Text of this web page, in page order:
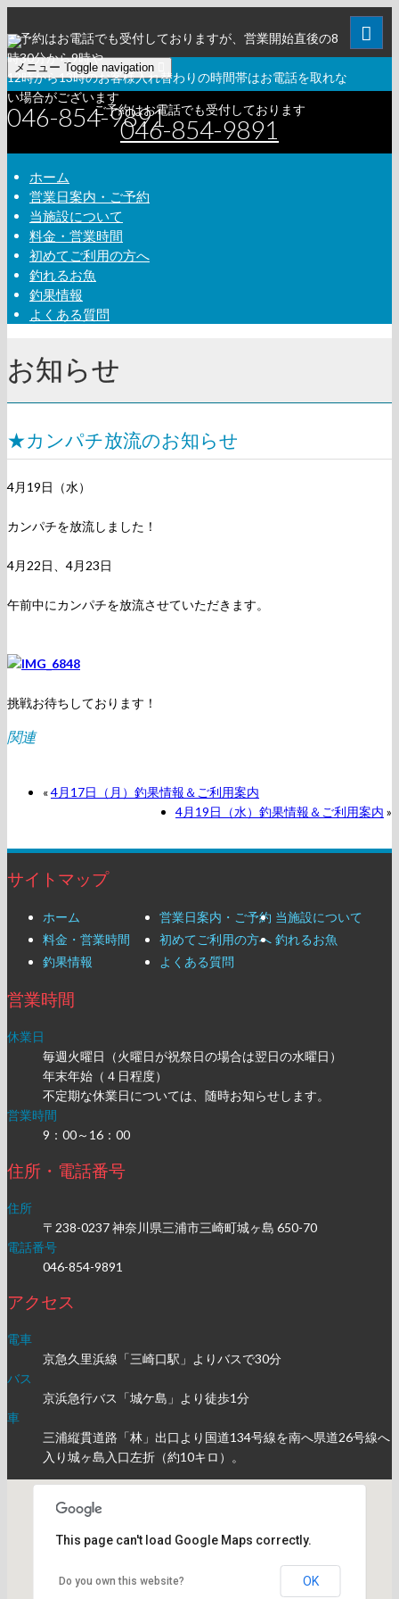
ご予約はお電話でも受付しておりますが、営業開始直後の8
時30分から9時や
12時から13時のお客様入れ替わりの時間帯はお電話を取れな
い場合がございます
046-854-9891
メニュー Toggle navigation
ご予約はお電話でも受付しております
046-854-9891
ホーム
営業日案内・ご予約
当施設について
料金・営業時間
初めてご利用の方へ
釣れるお魚
釣果情報
よくある質問
お知らせ
★カンパチ放流のお知らせ
4月19日（水）
カンパチを放流しました！
4月22日、4月23日
午前中にカンパチを放流させていただきます。
挑戦お待ちしております！
関連
«4月17日（月）釣果情報＆ご利用案内
4月19日（水）釣果情報＆ご利用案内 »
サイトマップ
ホーム 営業日案内・ご予約 当施設について
料金・営業時間
初めてご利用の方へ 釣れるお魚
釣果情報
よくある質問
営業時間
休業日
毎週火曜日（火曜日が祝祭日の場合は翌日の水曜日）
年末年始（４日程度）
不定期な休業日については、随時お知らせします。
営業時間
9：00～16：00
住所・電話番号
住所
〒238-0237 神奈川県三浦市三崎町城ヶ島 650-70
電話番号
046-854-9891
アクセス
電車
京急久里浜線「三崎口駅」よりバスで30分
バス
京浜急行バス「城ケ島」より徒歩1分
車
三浦縦貫道路「林」出口より国道134号線を南へ県道26号線へ
入り城ヶ島入口左折（約10キロ）。
受け付けはこちら
This page can't load Google Maps correctly.
Do you own this website? OK